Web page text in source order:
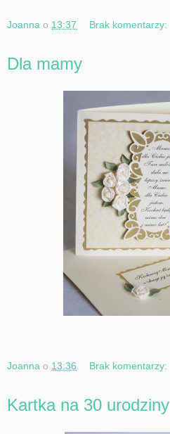
Joanna o 13:37 Brak komentarzy:
Dla mamy
Joanna o 13:36 Brak komentarzy:
Kartka na 30 urodziny